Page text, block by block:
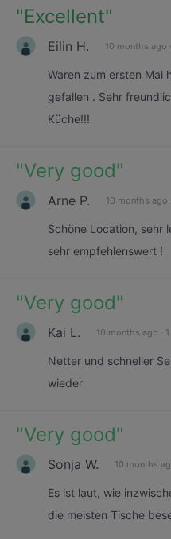
"Excellent"
Eilin H. 10 months ago ·
Waren zum ersten Mal
gefallen . Sehr
Küche!!!
"Very good"
Arne P. 10 months ago
Schöne Location, sehr
sehr empfehlenswert !
"Very good"
Kai L. 10 months ago ·
Netter und schneller
wieder
"Very good"
Sonja W. 10 months
Es ist laut, wie
die meisten Tische